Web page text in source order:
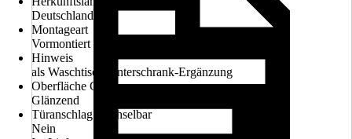
Deutschland
Montageart
Vormontiert
Hinweis
als Waschtisch-Unterschrank-Ergänzung
Oberfläche Griff
Glänzend
Türanschlag wechselbar
Nein